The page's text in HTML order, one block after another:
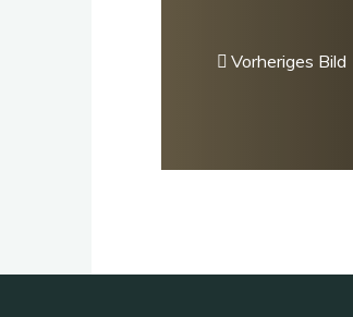
Vorheriges Bild